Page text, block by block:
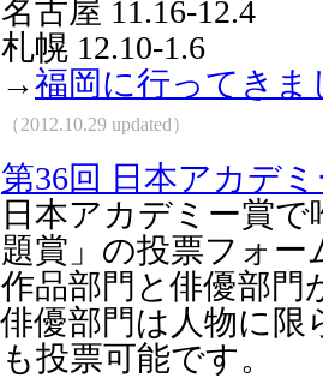
名古屋 11.16-12.4
札幌 12.10-1.6
→福岡に行ってきま
（2012.10.29 updated）
第36回 日本アカデ
日本アカデミー賞
題賞」の投票フォー
作品部門と俳優部門
俳優部門は人物に限
も投票可能です。